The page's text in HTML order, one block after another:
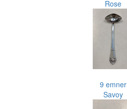
Rose
9 emner
Savoy